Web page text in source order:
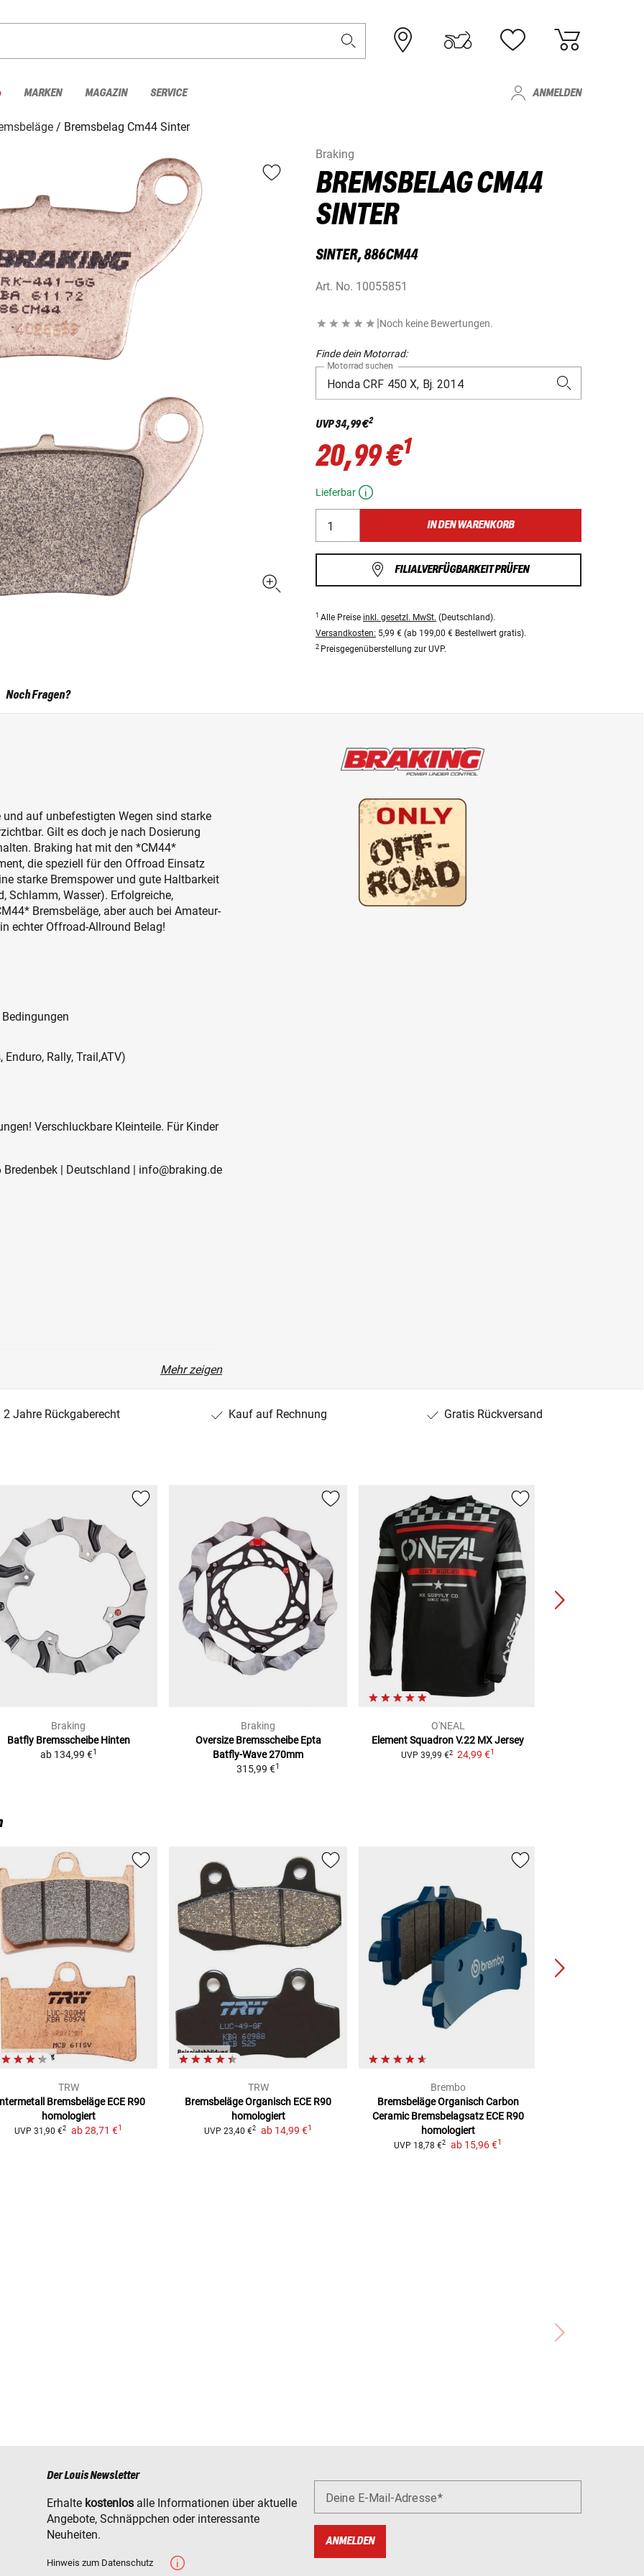
MARKEN MAGAZIN SERVICE ANMELDEN
Bremsbelag Cm44 Sinter
Braking
BREMSBELAG CM44
SINTER
SINTER, 886CM44
Art. No. 10055851
|Noch keine Bewertungen.
Finde dein Motorrad:
Motorrad suchen
UVP34,99 €2
20,99 €1
Lieferbar
IN DEN WARENKORB
FILIALVERFÜGBARKEIT PRÜFEN
1 Alle Preise inkl. gesetzl. MwSt. (Deutschland).
Versandkosten: 5,99 € (ab 199,00 € Bestellwert gratis).
2 Preisgegenüberstellung zur UVP.
auf unbefestigten Wegen sind starke
Gilt es doch je nach Dosierung
Braking hat mit den *CM44*
die speziell für den Offroad Einsatz
starke Bremspower und gute Haltbarkeit
Schlamm, Wasser). Erfolgreiche,
Bremsbeläge, aber auch bei Amateur-
echter Offroad-Allround Belag!
Rally, Trail,ATV)
Verschluckbare Kleinteile. Für Kinder
| Deutschland | info@braking.de
Mehr zeigen
Noch Fragen?
2 Jahre Rückgaberecht Kauf auf Rechnung Gratis Rückversand
Braking
Batfly Bremsscheibe Hinten
ab 134,99 €1
Braking
Oversize Bremsscheibe Epta
Batfly-Wave 270mm
315,99 €1
O'NEAL
Element Squadron V.22 MX Jersey
UVP 39,99 €2 24,99 €1
TRW
Bremsbeläge ECE R90
homologiert
UVP 31,90 €2 ab 28,71 €1
TRW
Bremsbeläge Organisch ECE R90
homologiert
UVP 23,40 €2 ab 14,99 €1
Brembo
Bremsbeläge Organisch Carbon
Ceramic Bremsbelagsatz ECE R90
homologiert
UVP 18,78 €2 ab 15,96 €1
Der Louis Newsletter
Erhalte kostenlos alle Informationen über aktuelle
Angebote, Schnäppchen oder interessante
Neuheiten.
Hinweis zum Datenschutz
Deine E-Mail-Adresse
ANMELDEN